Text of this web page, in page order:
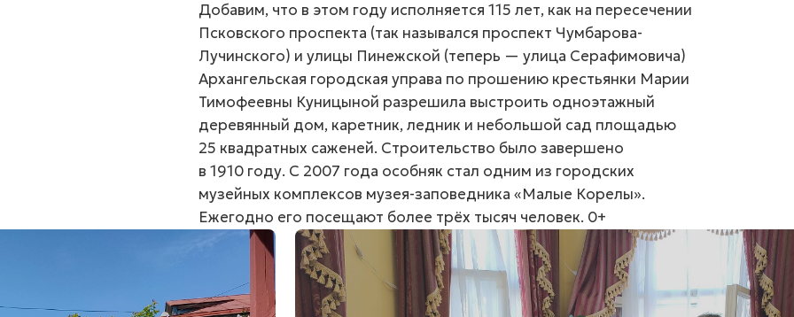
Добавим, что в этом году исполняется 115 лет, как на пересечении
Псковского проспекта (так назывался проспект Чумбарова-
Лучинского) и улицы Пинежской (теперь — улица Серафимовича)
Архангельская городская управа по прошению крестьянки Марии
Тимофеевны Куницыной разрешила выстроить одноэтажный
деревянный дом, каретник, ледник и небольшой сад площадью
25 квадратных саженей. Строительство было завершено
в 1910 году. С 2007 года особняк стал одним из городских
музейных комплексов музея-заповедника «Малые Корелы».
Ежегодно его посещают более трёх тысяч человек. 0+